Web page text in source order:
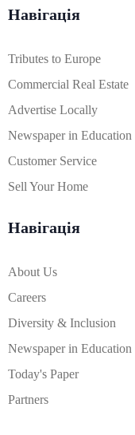
Навігація
Tributes to Europe
Commercial Real Estate
Advertise Locally
Newspaper in Education
Customer Service
Sell Your Home
Навігація
About Us
Careers
Diversity & Inclusion
Newspaper in Education
Today's Paper
Partners